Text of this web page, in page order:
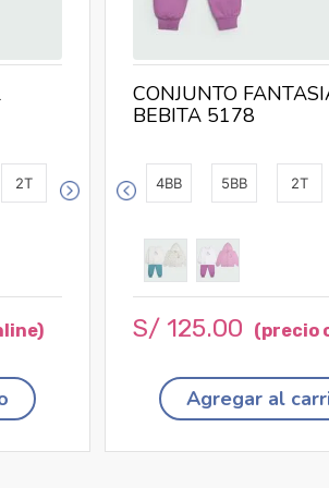
2T 4BB 5BB 2T
CONJUNTO
BEBITA 5178
S/ 125.00
Agregar al